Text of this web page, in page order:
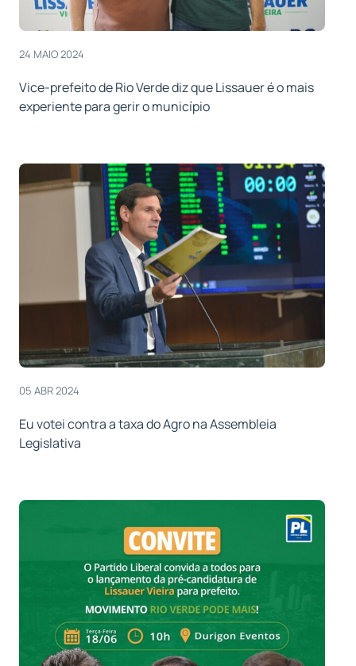
24 MAIO 2024
Vice-prefeito de Rio Verde diz que Lissauer é o mais
experiente para gerir o município
05 ABR 2024
Eu votei contra a taxa do Agro na Assembleia
Legislativa